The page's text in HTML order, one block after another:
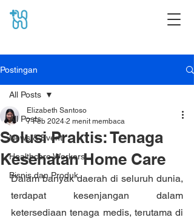
Postingan
All Posts
News & Event
Healthcare Workers
Bisnis dan Produk
All Posts
Solusi Praktis: Tenaga
Kesehatan Home Care
Elizabeth Santoso
7 Feb 2024 2 menit membaca
Dalam banyak daerah di seluruh dunia,
terdapat kesenjangan dalam
ketersediaan tenaga medis, terutama di